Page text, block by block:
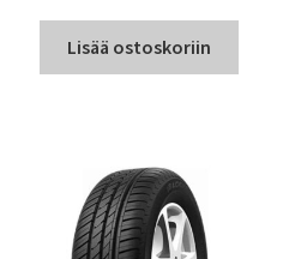
Lisää ostoskoriin